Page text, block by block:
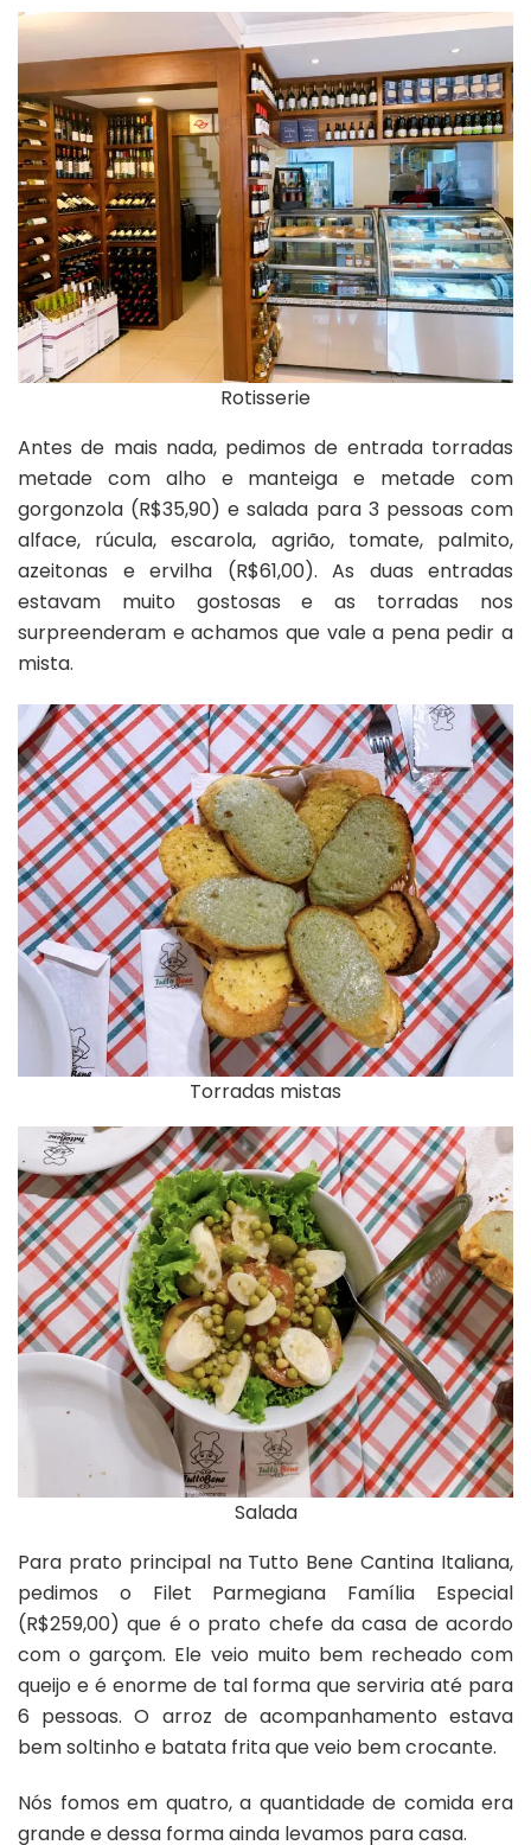
Rotisserie
Antes de mais nada, pedimos de entrada torradas
metade com alho e manteiga e metade com
gorgonzola (R$35,90) e salada para 3 pessoas com
alface, rúcula, escarola, agrião, tomate, palmito,
azeitonas e ervilha (R$61,00). As duas entradas
estavam muito gostosas e as torradas nos
surpreenderam e achamos que vale a pena pedir a
mista.
Torradas mistas
Salada
Para prato principal na Tutto Bene Cantina Italiana,
pedimos o Filet Parmegiana Família Especial
(R$259,00) que é o prato chefe da casa de acordo
com o garçom. Ele veio muito bem recheado com
queijo e é enorme de tal forma que serviria até para
6 pessoas. O arroz de acompanhamento estava
bem soltinho e batata frita que veio bem crocante.
Nós fomos em quatro, a quantidade de comida era
grande e dessa forma ainda levamos para casa.